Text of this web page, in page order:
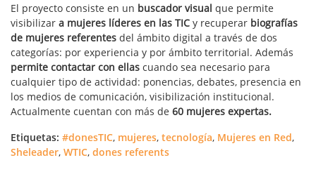
El proyecto consiste en un buscador visual que permite
visibilizar a mujeres líderes en las TIC y recuperar biografías
de mujeres referentes del ámbito digital a través de dos
categorías: por experiencia y por ámbito territorial. Además
permite contactar con ellas cuando sea necesario para
cualquier tipo de actividad: ponencias, debates, presencia en
los medios de comunicación, visibilización institucional.
Actualmente cuentan con más de 60 mujeres expertas.
Etiquetas: #donesTIC, mujeres, tecnología, Mujeres en Red,
Sheleader, WTIC, dones referents